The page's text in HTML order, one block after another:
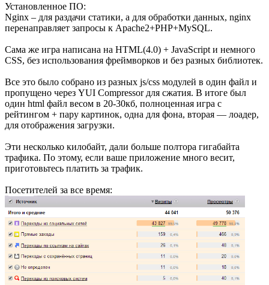
Установленное ПО:
Nginx – для раздачи статики, а для обработки данных, nginx
перенаправляет запросы к Apache2+PHP+MySQL.
Сама же игра написана на HTML(4.0) + JavaScript и немного
CSS, без использования фреймворков и без разных библиотек.
Все это было собрано из разных js/css модулей в один файл и
пропущено через YUI Compressor для сжатия. В итоге был
один html файл весом в 20-30кб, полноценная игра с
рейтингом + пару картинок, одна для фона, вторая — лоадер,
для отображения загрузки.
Эти несколько килобайт, дали больше полтора гигабайта
трафика. По этому, если ваше приложение много весит,
приготовьтесь платить за трафик.
Посетителей за все время: